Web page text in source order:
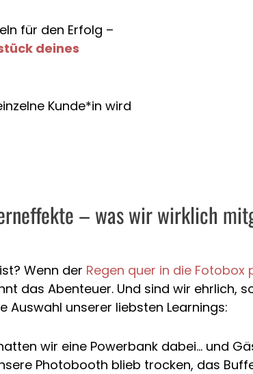
für den Erfolg –
deines
Kunde*in wird
– was wir wirklich
Wenn der Regen quer in die Fotobox
das Abenteuer. Und sind wir ehrlich,
Auswahl unserer liebsten Learnings:
wir eine Powerbank dabei… und
Photobooth blieb trocken, das